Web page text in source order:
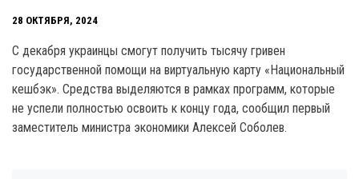
28 ОКТЯБРЯ, 2024
С декабря украинцы смогут получить тысячу гривен
государственной помощи на виртуальную карту «Национальный
кешбэк». Средства выделяются в рамках программ, которые
не успели полностью освоить к концу года, сообщил первый
заместитель министра экономики Алексей Соболев.